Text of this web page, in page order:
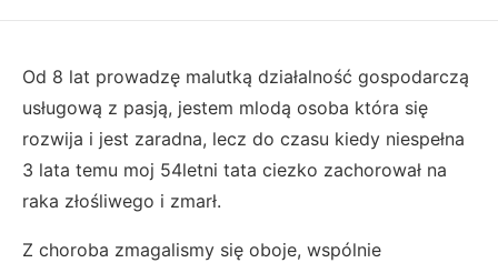
Od 8 lat prowadzę malutką działalność gospodarczą
usługową z pasją, jestem mlodą osoba która się
rozwija i jest zaradna, lecz do czasu kiedy niespełna
3 lata temu moj 54letni tata ciezko zachorował na
raka złośliwego i zmarł.
Z choroba zmagalismy się oboje, wspólnie